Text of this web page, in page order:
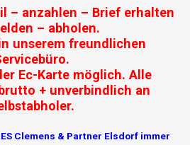
– anzahlen – Brief erhalten
– abholen.
unserem freundlichen
Ec-Karte möglich. Alle
+ unverbindlich an
Clemens & Partner Elsdorf immer